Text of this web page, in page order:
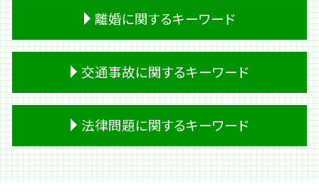
成年後見制度 デメリット
相続 財産
遺留分 計算
相続 必要書類
遺留分 放棄
相続放棄 期間
遺産分割 調停
遺留分侵害額請求
キャッシング 返済
キャッシング ブラック
妻 借金
借金 踏み倒し
破産 管財人
個人再生 車
破産 流れ
過払い金請求 条件
離婚に関するキーワード
離婚 原因
離婚 公正証書
離婚 子供
経済的 DV
離婚 モラハラ
面会交流 調停
交通事故に関するキーワード
事故 示談書
バイク事故 死亡
休業損害 主婦
後遺障害 申請
法律問題に関するキーワード
商取引 法律問題
労働問題 うつ